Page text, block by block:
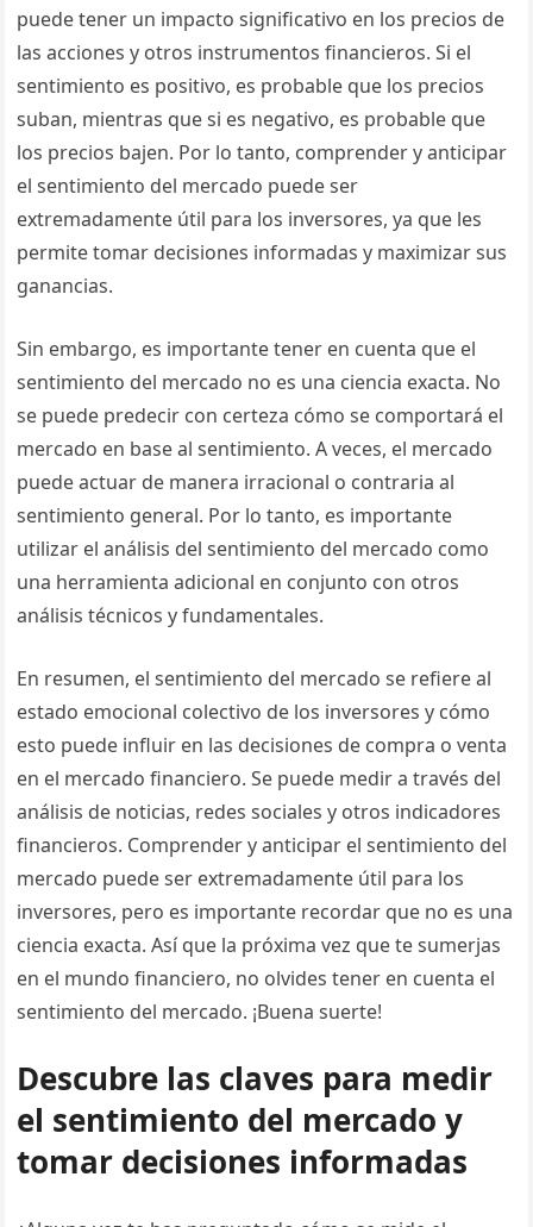
puede tener un impacto significativo en los precios de
las acciones y otros instrumentos financieros. Si el
sentimiento es positivo, es probable que los precios
suban, mientras que si es negativo, es probable que
los precios bajen. Por lo tanto, comprender y anticipar
el sentimiento del mercado puede ser
extremadamente útil para los inversores, ya que les
permite tomar decisiones informadas y maximizar sus
ganancias.
Sin embargo, es importante tener en cuenta que el
sentimiento del mercado no es una ciencia exacta. No
se puede predecir con certeza cómo se comportará el
mercado en base al sentimiento. A veces, el mercado
puede actuar de manera irracional o contraria al
sentimiento general. Por lo tanto, es importante
utilizar el análisis del sentimiento del mercado como
una herramienta adicional en conjunto con otros
análisis técnicos y fundamentales.
En resumen, el sentimiento del mercado se refiere al
estado emocional colectivo de los inversores y cómo
esto puede influir en las decisiones de compra o venta
en el mercado financiero. Se puede medir a través del
análisis de noticias, redes sociales y otros indicadores
financieros. Comprender y anticipar el sentimiento del
mercado puede ser extremadamente útil para los
inversores, pero es importante recordar que no es una
ciencia exacta. Así que la próxima vez que te sumerjas
en el mundo financiero, no olvides tener en cuenta el
sentimiento del mercado. ¡Buena suerte!
Descubre las claves para medir
el sentimiento del mercado y
tomar decisiones informadas